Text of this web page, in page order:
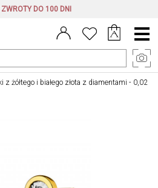
DO 100 DNI
Menu
główne
z żółtego i białego złota z diamentami - 0,02